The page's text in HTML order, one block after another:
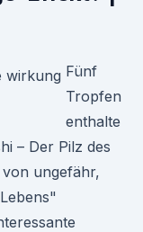
Fünf
Tropfen
enthalte
– Der Pilz des
ungefähr,